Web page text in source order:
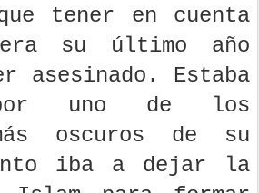
tener en cuenta
su último año
asesinado. Estaba
por uno de los
oscuros de su
iba a dejar la